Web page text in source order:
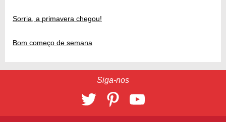
Sorria, a primavera chegou!
Bom começo de semana
Siga-nos